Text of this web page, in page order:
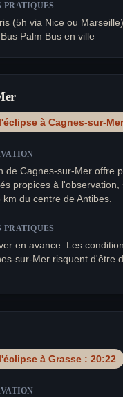
PRATIQUES
(5h via Nice ou
Palm Bus en ville
à Cagnes-sur-Mer
de Cagnes-sur-Mer offre
propices à l'observation,
du centre de Antibes.
PRATIQUES
en avance. Les
sur-Mer risquent d'être
à Grasse : 20:22